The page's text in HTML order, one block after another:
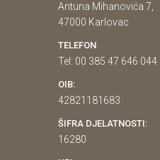
Antuna Mihanovića 7,
47000 Karlovac
TELEFON
Tel: 00 385 47 646 044
OIB:
42821181683
ŠIFRA DJELATNOSTI:
16280